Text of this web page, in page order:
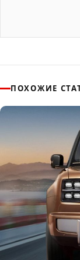
ПОХОЖИЕ